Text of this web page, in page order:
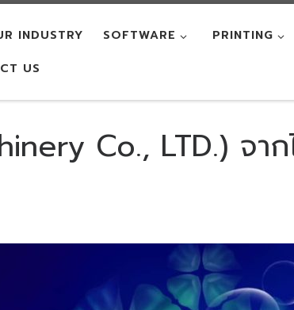
INDUSTRY SOFTWARE PRINTING
US
Co., LTD.) จา